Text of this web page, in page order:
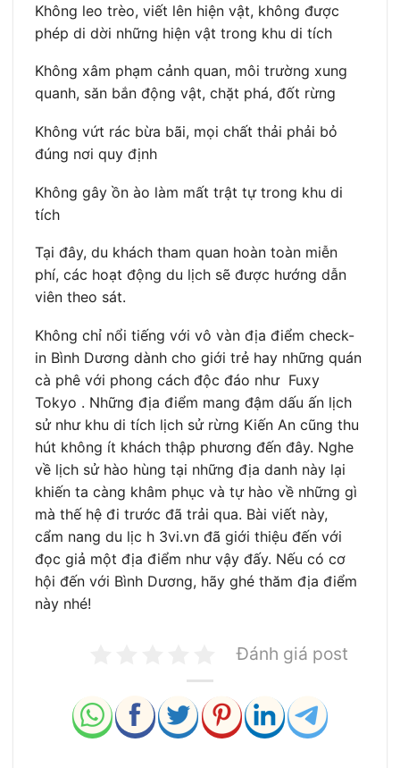
Không leo trèo, viết lên hiện vật, không được
phép di dời những hiện vật trong khu di tích
Không xâm phạm cảnh quan, môi trường xung
quanh, săn bắn động vật, chặt phá, đốt rừng
Không vứt rác bừa bãi, mọi chất thải phải bỏ
đúng nơi quy định
Không gây ồn ào làm mất trật tự trong khu di
tích
Tại đây, du khách tham quan hoàn toàn miễn
phí, các hoạt động du lịch sẽ được hướng dẫn
viên theo sát.
Không chỉ nổi tiếng với vô vàn địa điểm check-
in Bình Dương dành cho giới trẻ hay những quán
cà phê với phong cách độc đáo như Fuxy
Tokyo . Những địa điểm mang đậm dấu ấn lịch
sử như khu di tích lịch sử rừng Kiến An cũng thu
hút không ít khách thập phương đến đây. Nghe
về lịch sử hào hùng tại những địa danh này lại
khiến ta càng khâm phục và tự hào về những gì
mà thế hệ đi trước đã trải qua. Bài viết này,
cẩm nang du lịc h 3vi.vn đã giới thiệu đến với
đọc giả một địa điểm như vậy đấy. Nếu có cơ
hội đến với Bình Dương, hãy ghé thăm địa điểm
này nhé!
Đánh giá post